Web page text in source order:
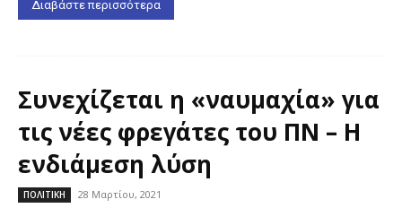
Διαβάστε περισσότερα
Συνεχίζεται η «ναυμαχία» για
τις νέες φρεγάτες του ΠΝ – Η
ενδιάμεση λύση
ΠΟΛΙΤΙΚΗ 28 Μαρτίου, 2021